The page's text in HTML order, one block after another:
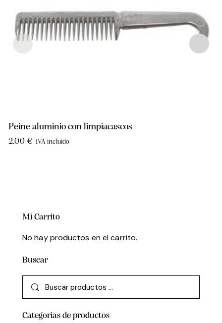
Peine aluminio con limpiacascos
2,00 € IVA incluido
Mi Carrito
No hay productos en el carrito.
Buscar
Categorias de productos